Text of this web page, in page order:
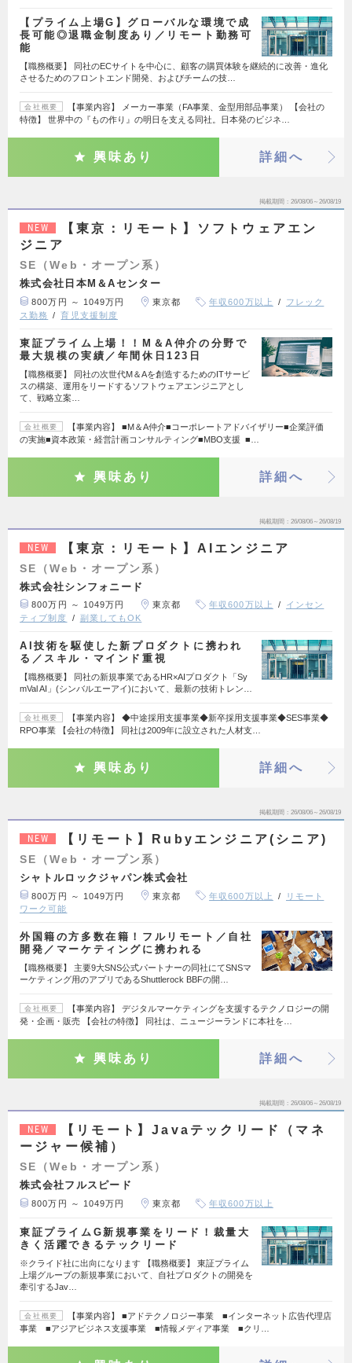
【プライム上場G】グローバルな環境で成
長可能◎退職金制度あり／リモート勤務可
能
【職務概要】 同社のECサイトを中心に、顧客の購買体験を継続的に改善・進化
させるためのフロントエンド開発、およびチームの技…
会社概要
【事業内容】 メーカー事業（FA事業、金型用部品事業） 【会社の
特徴】 世界中の『もの作り』の明日を支える同社。日本発のビジネ…
興味あり 詳細へ
掲載期間 26/08/06～26/08/19
NEW
【東京：リモート】ソフトウェアエン
ジニア
SE（Web・オープン系）
株式会社日本M＆Aセンター
800万円 ～ 1049万円 東京都 年収600万以上
フレック
ス勤務
育児支援制度
東証プライム上場！！M＆A仲介の分野で
最大規模の実績／年間休日123日
【職務概要】 同社の次世代M＆Aを創造するためのITサービ
スの構築、運用をリードするソフトウェアエンジニアとし
て、戦略立案…
会社概要
【事業内容】 ■M＆A仲介■コーポレートアドバイザリー■企業評価
の実施■資本政策・経営計画コンサルティング■MBO支援 ■…
興味あり 詳細へ
掲載期間 26/08/06～26/08/19
NEW 【東京：リモート】AIエンジニア
SE（Web・オープン系）
株式会社シンフォニード
800万円 ～ 1049万円 東京都 年収600万以上
インセン
ティブ制度
副業してもOK
AI技術を駆使した新プロダクトに携われ
る／スキル・マインド重視
【職務概要】 同社の新規事業であるHR×AIプロダクト「Sy
mVal AI」(シンバルエーアイ)において、最新の技術トレン…
会社概要
【事業内容】 ◆中途採用支援事業◆新卒採用支援事業◆SES事業◆
RPO事業 【会社の特徴】 同社は2009年に設立された人材支…
興味あり 詳細へ
掲載期間 26/08/06～26/08/19
NEW 【リモート】Rubyエンジニア(シニア)
SE（Web・オープン系）
シャトルロックジャパン株式会社
800万円 ～ 1049万円 東京都 年収600万以上
リモート
ワーク可能
外国籍の方多数在籍！フルリモート／自社
開発／マーケティングに携われる
【職務概要】 主要9大SNS公式パートナーの同社にてSNSマ
ーケティング用のアプリであるShuttlerock BBFの開…
会社概要
【事業内容】 デジタルマーケティングを支援するテクノロジーの開
発・企画・販売 【会社の特徴】 同社は、ニュージーランドに本社を…
興味あり 詳細へ
掲載期間 26/08/06～26/08/19
NEW
【リモート】Javaテックリード（マネ
ージャー候補）
SE（Web・オープン系）
株式会社フルスピード
800万円 ～ 1049万円 東京都 年収600万以上
東証プライムG新規事業をリード！裁量大
きく活躍できるテックリード
※クライド社に出向になります 【職務概要】 東証プライム
上場グループの新規事業において、自社プロダクトの開発を
牽引するJav…
会社概要
【事業内容】 ■アドテクノロジー事業 ■インターネット広告代理店
事業 ■アジアビジネス支援事業 ■情報メディア事業 ■クリ…